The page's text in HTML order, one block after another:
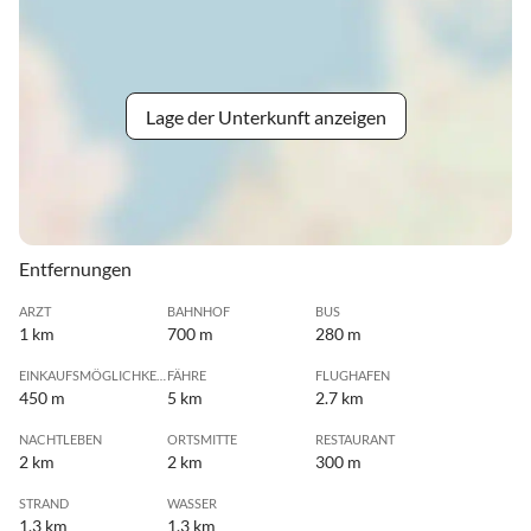
Lage der Unterkunft anzeigen
Entfernungen
ARZT
1 km
BAHNHOF
700 m
BUS
280 m
450 m
FÄHRE
5 km
FLUGHAFEN
2.7 km
NACHTLEBEN
2 km
ORTSMITTE
2 km
RESTAURANT
300 m
STRAND
1.3 km
WASSER
1.3 km